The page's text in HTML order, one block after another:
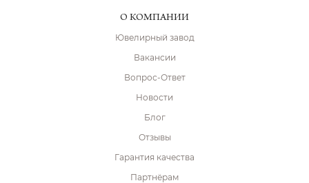
О КОМПАНИИ
Ювелирный завод
Вакансии
Вопрос-Ответ
Новости
Блог
Отзывы
Гарантия качества
Партнёрам